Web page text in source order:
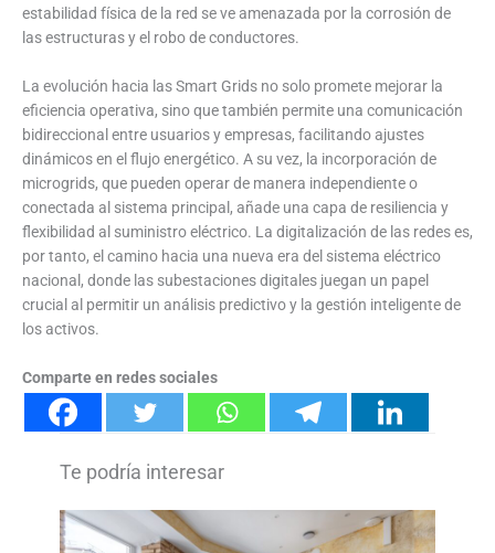
estabilidad física de la red se ve amenazada por la corrosión de
las estructuras y el robo de conductores.
La evolución hacia las Smart Grids no solo promete mejorar la
eficiencia operativa, sino que también permite una comunicación
bidireccional entre usuarios y empresas, facilitando ajustes
dinámicos en el flujo energético. A su vez, la incorporación de
microgrids, que pueden operar de manera independiente o
conectada al sistema principal, añade una capa de resiliencia y
flexibilidad al suministro eléctrico. La digitalización de las redes es,
por tanto, el camino hacia una nueva era del sistema eléctrico
nacional, donde las subestaciones digitales juegan un papel
crucial al permitir un análisis predictivo y la gestión inteligente de
los activos.
Comparte en redes sociales